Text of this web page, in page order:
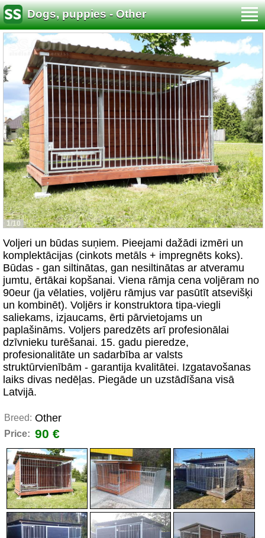
Dogs, puppies - Other
1/10
Voljeri un būdas suņiem. Pieejami dažādi izmēri un
komplektācijas (cinkots metāls + impregnēts koks).
Būdas - gan siltinātas, gan nesiltinātas ar atveramu
jumtu, ērtākai kopšanai. Viena rāmja cena voljēram no
90eur (ja vēlaties, voljēru rāmjus var pasūtīt atsevišķi
un kombinēt). Voljērs ir konstruktora tipa-viegli
saliekams, izjaucams, ērti pārvietojams un
paplašināms. Voljers paredzēts arī profesionālai
dzīvnieku turēšanai. 15. gadu pieredze,
profesionalitāte un sadarbība ar valsts
struktūrvienībām - garantija kvalitātei. Izgatavošanas
laiks divas nedēļas. Piegāde un uzstādīšana visā
Latvijā.
Breed: Other
Price: 90 €